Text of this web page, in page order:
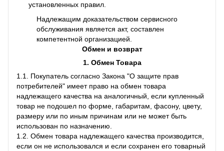
установленных правил.
Надлежащим доказательством сервисного
обслуживания является акт, составлен
компетентной организацией.
Обмен и возврат
1. Обмен Товара
1.1. Покупатель согласно Закона "О защите прав
потребителей" имеет право на обмен товара
надлежащего качества на аналогичный, если купленный
товар не подошел по форме, габаритам, фасону, цвету,
размеру или по иным причинам или не может быть
использован по назначению.
1.2. Обмен товара надлежащего качества производится,
если он не использовался и если сохранен его товарный